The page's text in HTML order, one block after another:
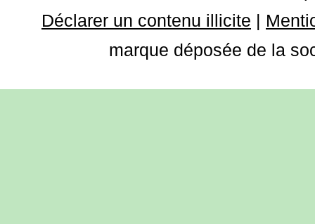
Déclarer un contenu illicite |
marque déposée de la